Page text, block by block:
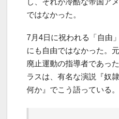
し、それが冷酷な帝国ア
ではなかった。
7月4日に祝われる「自由
にも自由ではなかった。
廃止運動の指導者であっ
ラスは、有名な演説『奴
何か』でこう語っている。